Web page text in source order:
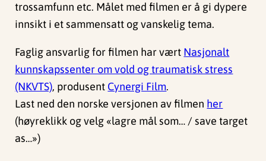
trossamfunn etc. Målet med filmen er å gi dypere
innsikt i et sammensatt og vanskelig tema.
Faglig ansvarlig for filmen har vært Nasjonalt
kunnskapssenter om vold og traumatisk stress
(NKVTS), produsent Cynergi Film.
Last ned den norske versjonen av filmen her
(høyreklikk og velg «lagre mål som… / save target
as…»)